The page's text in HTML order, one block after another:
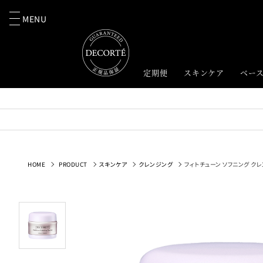
MENU
定期便 スキンケア ベー
HOME PRODUCT スキンケア クレンジング フィトチューン ソフニング ク